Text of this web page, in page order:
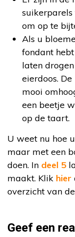
om op te
Als u
fondant
laten
eierdoos.
mooi
een beetje
op de taart.
U weet nu hoe
maar met een
doen. In deel 5
maakt. Klik hier
overzicht van
Geef een